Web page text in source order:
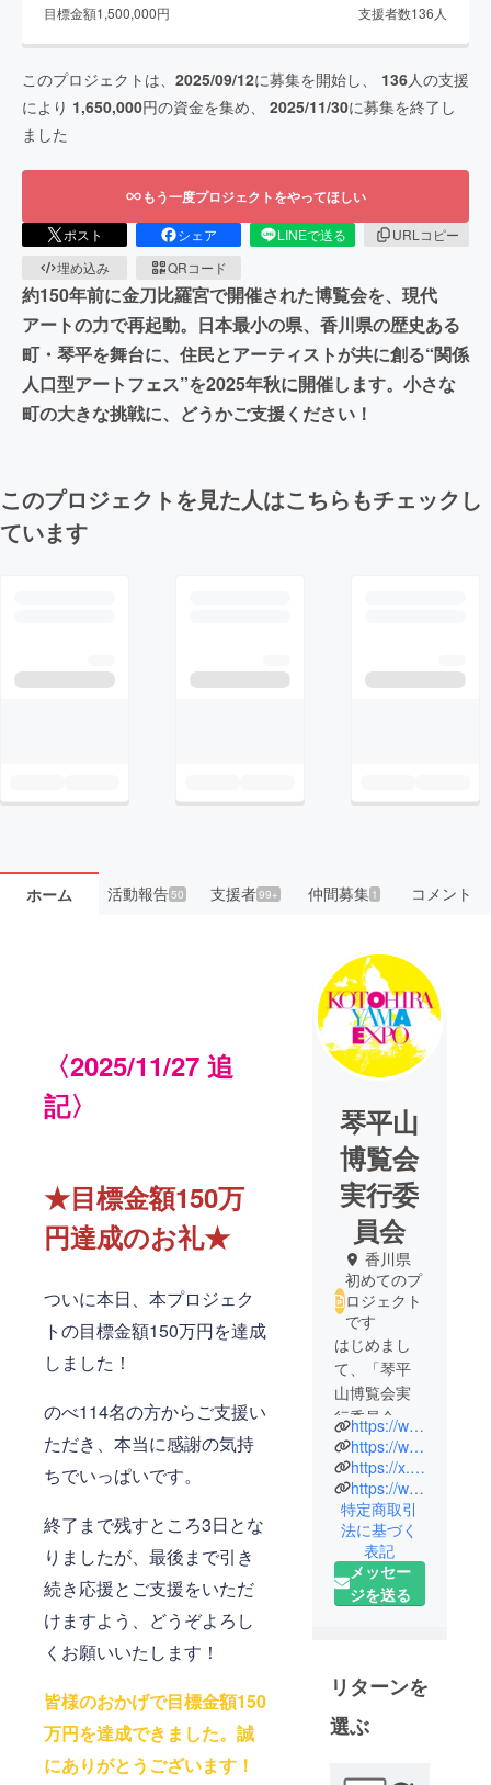
目標金額1,500,000円 支援者数136 人
このプロジェクトは、 2025/09/12に募集を開始し、 136人の支援
により 1,650,000円の資金を集め、 2025/11/30に募集を終了し
ました
もう一度プロジェクトをやってほしい
ポスト シェア LINEで送る
URLコピー
埋め込み
QRコード
約150年前に金刀比羅宮で開催された博覧会を、現代
アートの力で再起動。日本最小の県、香川県の歴史ある
町・琴平を舞台に、住民とアーティストが共に創る“関係
人口型アートフェス”を2025年秋に開催します。小さな
町の大きな挑戦に、どうかご支援ください！
このプロジェクトを見た人はこちらもチェックし
ています
ホーム 活動報告50 支援者99+ 仲間募集 1 コメント
〈2025/11/27 追
記〉
★目標金額150万
円達成のお礼★
ついに本日、本プロジェク
トの目標金額150万円を達成
しました！
のべ114名の方からご支援い
ただき、本当に感謝の気持
ちでいっぱいです。
終了まで残すところ3日とな
りましたが、最後まで引き
続き応援とご支援をいただ
けますよう、どうぞよろし
くお願いいたします！
皆様のおかげで目標金額150
万円を達成できました。誠
にありがとうございます！
琴平山
博覧会
実行委
員会
香川県
初めてのプ
ロジェクト
です
はじめまし
て、「琴平
山博覧会実
行委員会」
です！
地元の商
店、旅館の
女将、飲食
や交通など
様々な事業
に関わる地
域住民た
「もう一
にぎわい
上がりまし
https://www.kotohira.art/
https://www.instagram.com/kotohiraart
https://x.com/kotohiraart
https://www.facebook.com/kotohiraart/
特定商取引
法に基づく
表記
メッセー
ジを送る
リターンを
選ぶ